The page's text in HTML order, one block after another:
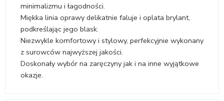
minimalizmu i łagodności.
Miękka linia oprawy delikatnie faluje i oplata brylant,
podkreślając jego blask.
Niezwykle komfortowy i stylowy, perfekcyjnie wykonany
z surowców najwyższej jakości.
Doskonały wybór na zaręczyny jak i na inne wyjątkowe
okazje.